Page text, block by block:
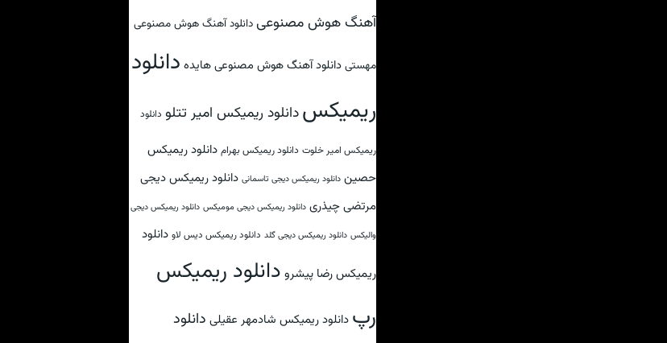
آهنگ هوش مصنوعی دانلود آهنگ هوش مصنوعی
مهستی دانلود آهنگ هوش مصنوعی هایده دانلود
ریمیکسدانلود ریمیکس امیر تتلو دانلود
ریمیکس امیر خلوت دانلود ریمیکس بهرام دانلود ریمیکس
حصین دانلود ریمیکس دیجی تاسمانی دانلود ریمیکس دیجی
مرتضی چیذری دانلود ریمیکس دیجی مومیکس دانلود ریمیکس دیجی
والیکس دانلود ریمیکس دیجی گلد دانلود ریمیکس دیس لاو دانلود
ریمیکس رضا پیشرو دانلود ریمیکس
رپ دانلود ریمیکس شادمهر عقیلی دانلود